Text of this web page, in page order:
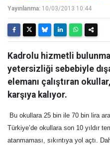
Yayınlanma: 10/03/2013 10:44
Kadrolu hizmetli
yetersizliği sebebiyle
elemanı çalıştıran
karşıya kalıyor.
Bu okullara 25 bin ile 70 bin lira
Türkiye’de okullara son 10 yıldır
atanmaması, sıkıntıya yol açtı.